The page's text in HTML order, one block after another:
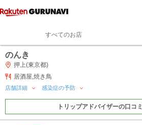
すべてのお店
のんき
押上(東京都)
居酒屋,焼き鳥
店舗詳細 感染症の予防
トリップアドバイザーの口コミ